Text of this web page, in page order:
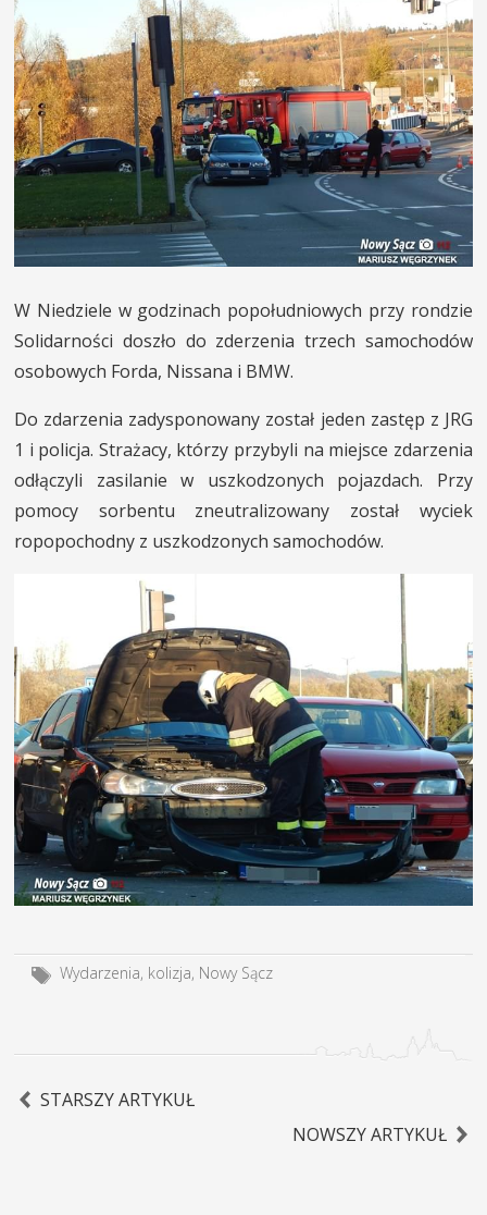
INNE SŁUŻBY
MIASTO I POWIAT
KONTAKT
W Niedziele w godzinach popołudniowych przy rondzie
Solidarności doszło do zderzenia trzech samochodów
osobowych Forda, Nissana i BMW.
Do zdarzenia zadysponowany został jeden zastęp z JRG
1 i policja. Strażacy, którzy przybyli na miejsce zdarzenia
odłączyli zasilanie w uszkodzonych pojazdach. Przy
pomocy sorbentu zneutralizowany został wyciek
ropopochodny z uszkodzonych samochodów.
Wydarzenia, kolizja, Nowy Sącz
STARSZY ARTYKUŁ
NOWSZY ARTYKUŁ